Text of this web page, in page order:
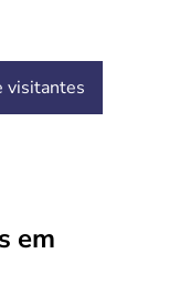
visitantes
em